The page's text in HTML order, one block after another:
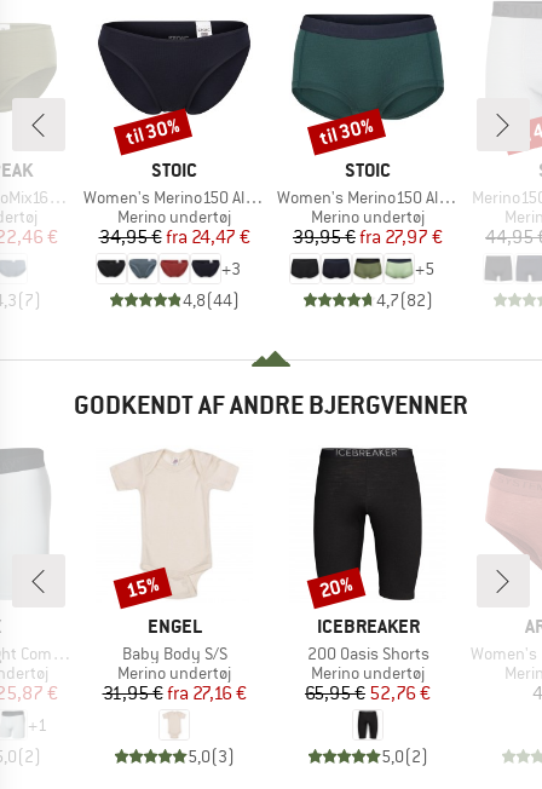
Hipster
pris
€
(7)
MÆRKE
STOIC
Artikel
Women's Merino150 AlsenSt. Brief
Produktgruppe
Merino undertøj
Pris
34,95 € Nedsat pris
fra 24,47 €
+3
4,8(44)
Rabat
til 30%
MÆRKE
STOIC
Artikel
Women's Merino150 AlsenSt. Hipster
Produktgruppe
Merino undertøj
Pris
39,95 € Nedsat pris
fra 27,97 €
+5
4,7(82)
Rabat
til 30%
Artikel
44,95
GODKENDT AF ANDRE BJERGVENNER
Boxer Brief
pris
€
+1
(2)
MÆRKE
ENGEL
Artikel
Baby Body S/S
Produktgruppe
Merino undertøj
Pris
31,95 € Nedsat pris
fra 27,16 €
5,0(3)
Rabat
15%
MÆRKE
ICEBREAKER
Artikel
200 Oasis Shorts
Produktgruppe
Merino undertøj
Pris
65,95 € Nedsat pris
52,76 €
5,0(2)
Rabat
20%
Artikel
Women's